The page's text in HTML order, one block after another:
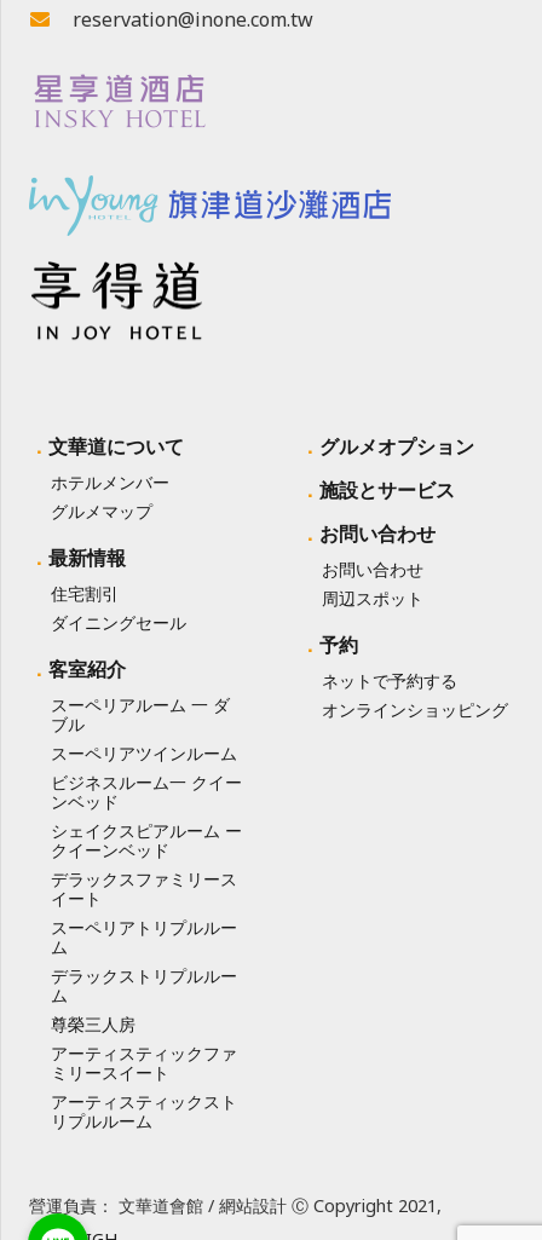
reservation@inone.com.tw
文華道について
ホテルメンバー
グルメマップ
最新情報
住宅割引
ダイニングセール
客室紹介
スーペリアルーム 一 ダ
ブル
スーペリアツインルーム
ビジネスルーム一 クイー
ンベッド
シェイクスピアルーム ー
クイーンベッド
デラックスファミリース
イート
スーペリアトリプルルー
ム
デラックストリプルルー
ム
尊榮三人房
アーティスティックファ
ミリースイート
アーティスティックスト
リプルルーム
グルメオプション
施設とサービス
お問い合わせ
お問い合わせ
周辺スポット
予約
ネットで予約する
オンラインショッピング
營運負責： 文華道會館 / 網站設計 Ⓒ Copyright 2021,